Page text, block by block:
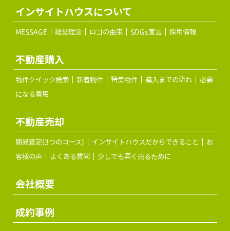
インサイトハウスについて
MESSAGE 経営理念 ロゴの由来 SDGs宣言 採用情報
不動産購入
物件クイック検索 新着物件 特集物件 購入までの流れ
必要
になる費用
不動産売却
簡易査定(3つのコース) インサイトハウスだからできること
お
客様の声
よくある質問 少しでも高く売るために
会社概要
成約事例